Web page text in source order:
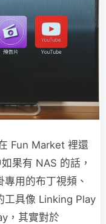
Fun Market 裡還
果有 NAS 的話，
用的布丁視頻、
工具像 Linking Play
，其實對於